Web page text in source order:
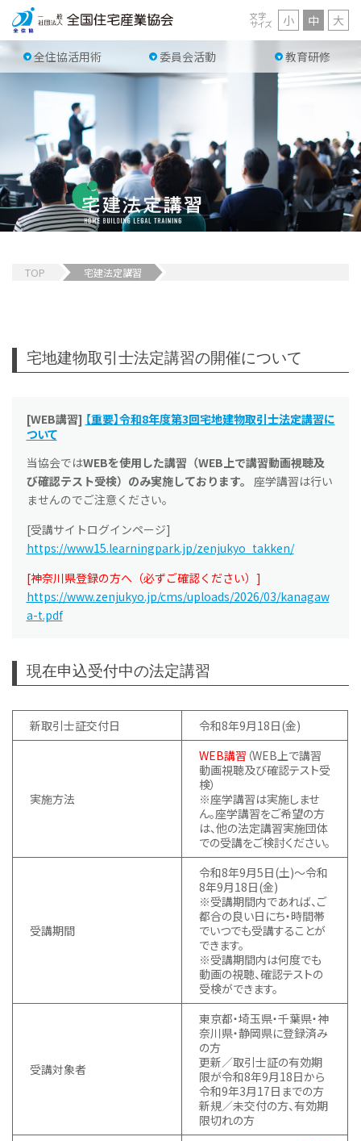
全住協活用術 委員会活動 教育研修
文字
サイズ 小 中 大
TOP 宅建法定講習
宅地建物取引士法定講習の開催について
[WEB講習] 【重要】令和8年度第3回宅地建物取引士法定講習に
ついて
当協会ではWEBを使用した講習（WEB上で講習動画視聴及
び確認テスト受検）のみ実施しております。
座学講習は行い
ませんのでご注意ください。
[受講サイトログインページ]
https://www15.learningpark.jp/zenjukyo_takken/
[神奈川県登録の方へ（必ずご確認ください）]
https://www.zenjukyo.jp/cms/uploads/2026/03/kanagaw
a-t.pdf
現在申込受付中の法定講習
新取引士証交付日 令和8年9月18日(金)
実施方法
WEB講習 （WEB上で講習
動画視聴及び確認テスト受
検）
※座学講習は実施しませ
ん。座学講習をご希望の方
は、他の法定講習実施団体
での受講をご検討ください。
受講期間
令和8年9月5日(土)～令和
8年9月18日(金)
※受講期間内であれば、ご
都合の良い日にち・時間帯
でいつでも受講することが
できます。
※受講期間内は何度でも
動画の視聴、確認テストの
受検ができます。
受講対象者
東京都・埼玉県・千葉県・神
奈川県・静岡県に登録済み
の方
更新／取引士証の有効期
限が令和8年9月18日から
令和9年3月17日までの方
新規／未交付の方、有効期
限切れの方